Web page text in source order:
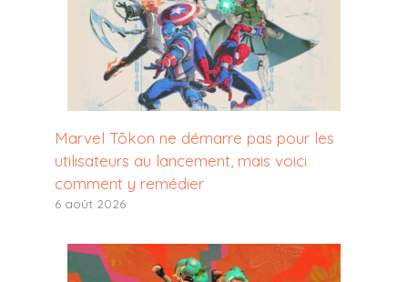
Marvel Tōkon ne démarre pas pour les
utilisateurs au lancement, mais voici
comment y remédier
6 août 2026